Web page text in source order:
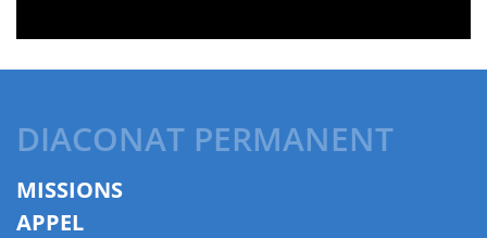
DIACONAT PERMANENT
MISSIONS
APPEL